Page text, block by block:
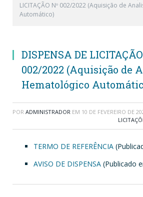
LICITAÇÃO Nº 002/2022 (Aquisição de
Automático)
DISPENSA DE
002/2022 (Aquisição de
Hematológico
POR ADMINISTRADOR EM 10 DE FEVEREIRO DE
TERMO DE REFERÊNCIA
AVISO DE DISPENSA (Publicado